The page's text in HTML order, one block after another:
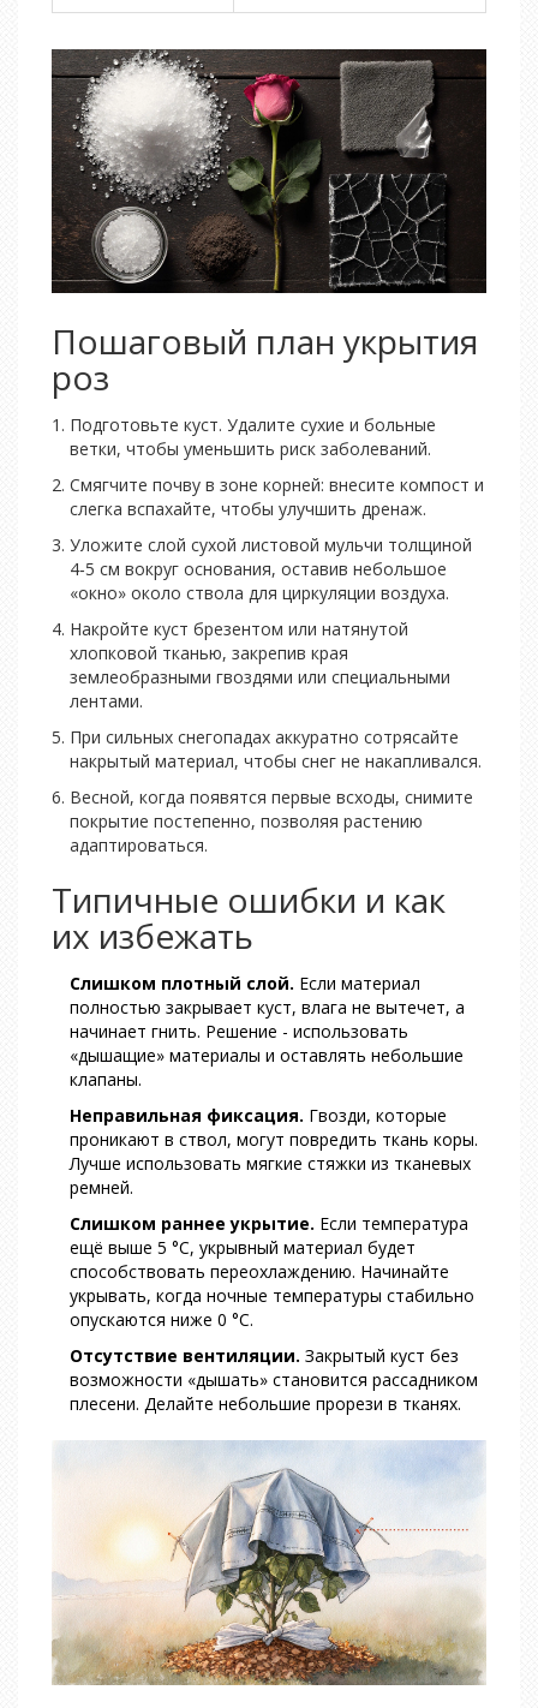
Пошаговый план укрытия
роз
Подготовьте куст. Удалите сухие и больные
ветки, чтобы уменьшить риск заболеваний.
Смягчите почву в зоне корней: внесите компост и
слегка вспахайте, чтобы улучшить дренаж.
Уложите слой сухой листовой мульчи толщиной
4‑5 см вокруг основания, оставив небольшое
«окно» около ствола для циркуляции воздуха.
Накройте куст брезентом или натянутой
хлопковой тканью, закрепив края
землеобразными гвоздями или специальными
лентами.
При сильных снегопадах аккуратно сотрясайте
накрытый материал, чтобы снег не накапливался.
Весной, когда появятся первые всходы, снимите
покрытие постепенно, позволяя растению
адаптироваться.
Типичные ошибки и как
их избежать
Слишком плотный слой. Если материал
полностью закрывает куст, влага не вытечет, а
начинает гнить. Решение - использовать
«дышащие» материалы и оставлять небольшие
клапаны.
Неправильная фиксация. Гвозди, которые
проникают в ствол, могут повредить ткань коры.
Лучше использовать мягкие стяжки из тканевых
ремней.
Слишком раннее укрытие. Если температура
ещё выше 5 °C, укрывный материал будет
способствовать переохлаждению. Начинайте
укрывать, когда ночные температуры стабильно
опускаются ниже 0 °C.
Отсутствие вентиляции. Закрытый куст без
возможности «дышать» становится рассадником
плесени. Делайте небольшие прорези в тканях.